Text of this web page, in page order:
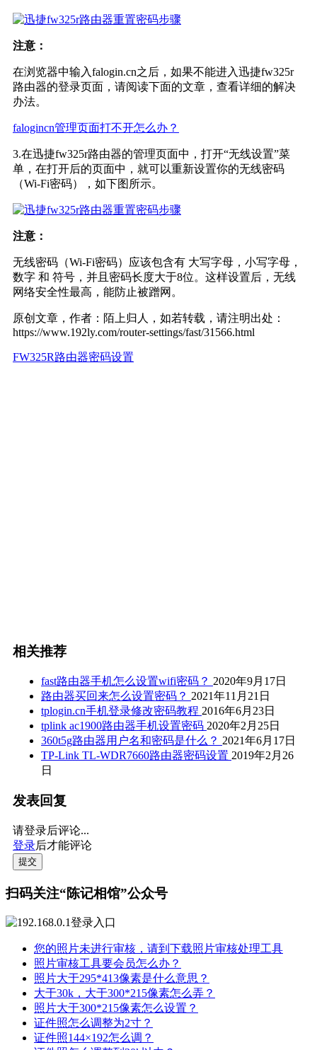
注意：
在浏览器中输入falogin.cn之后，如果不能进入迅捷fw325r
路由器的登录页面，请阅读下面的文章，查看详细的解决
办法。
falogincn管理页面打不开怎么办？
3.在迅捷fw325r路由器的管理页面中，打开“无线设置”菜
单，在打开后的页面中，就可以重新设置你的无线密码
（Wi-Fi密码），如下图所示。
注意：
无线密码（Wi-Fi密码）应该包含有 大写字母，小写字母，
数字 和 符号，并且密码长度大于8位。这样设置后，无线
网络安全性最高，能防止被蹭网。
原创文章，作者：陌上归人，如若转载，请注明出处：
https://www.192ly.com/router-settings/fast/31566.html
FW325R路由器密码设置
相关推荐
fast路由器手机怎么设置wifi密码？ 2020年9月17日
路由器买回来怎么设置密码？ 2021年11月21日
tplogin.cn手机登录修改密码教程 2016年6月23日
tplink ac1900路由器手机设置密码 2020年2月25日
360t5g路由器用户名和密码是什么？ 2021年6月17日
TP-Link TL-WDR7660路由器密码设置 2019年2月26
日
发表回复
请登录后评论...
登录后才能评论
提交
扫码关注“陈记相馆”公众号
您的照片未进行审核，请到下载照片审核处理工具
照片审核工具要会员怎么办？
照片大于295*413像素是什么意思？
大于30k，大于300*215像素怎么弄？
照片大于300*215像素怎么设置？
证件照怎么调整为2寸？
证件照144×192怎么调？